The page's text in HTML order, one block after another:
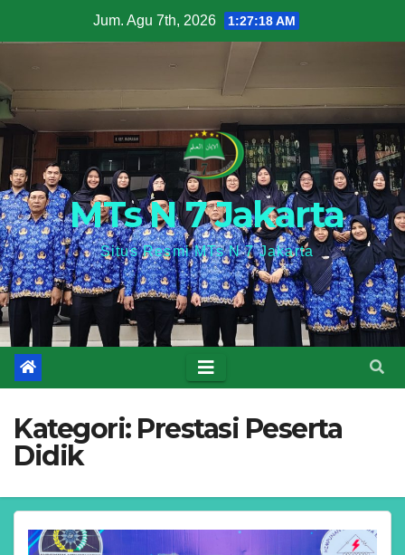
to
Jum. Agu 7th, 2026 1:27:20 AM
MTs N 7 Jakarta
Situs Resmi MTs N 7 Jakarta
Kategori: Prestasi Peserta
Didik